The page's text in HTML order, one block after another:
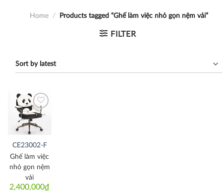
Home / Products tagged “Ghế làm việc nhỏ gọn nệm vải”
FILTER
Thích
CE23002-F
2,400,000₫
Ghế làm việc
nhỏ gọn nệm
vải